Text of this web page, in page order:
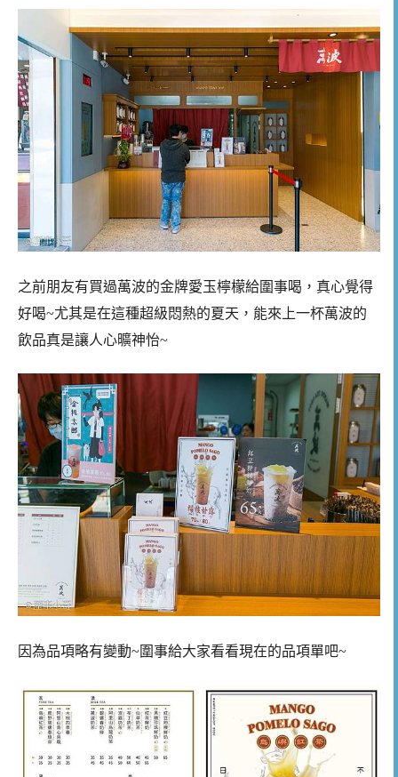
之前朋友有買過萬波的金牌愛玉檸檬給圍事喝，真心覺得
好喝~尤其是在這種超級悶熱的夏天，能來上一杯萬波的
飲品真是讓人心曠神怡~
因為品項略有變動~圍事給大家看看現在的品項單吧~